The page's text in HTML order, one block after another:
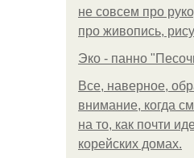
не совсем про
про живопись,
Эко - панно
Все, наверное,
внимание, когда
на то, как почти
корейских домах.